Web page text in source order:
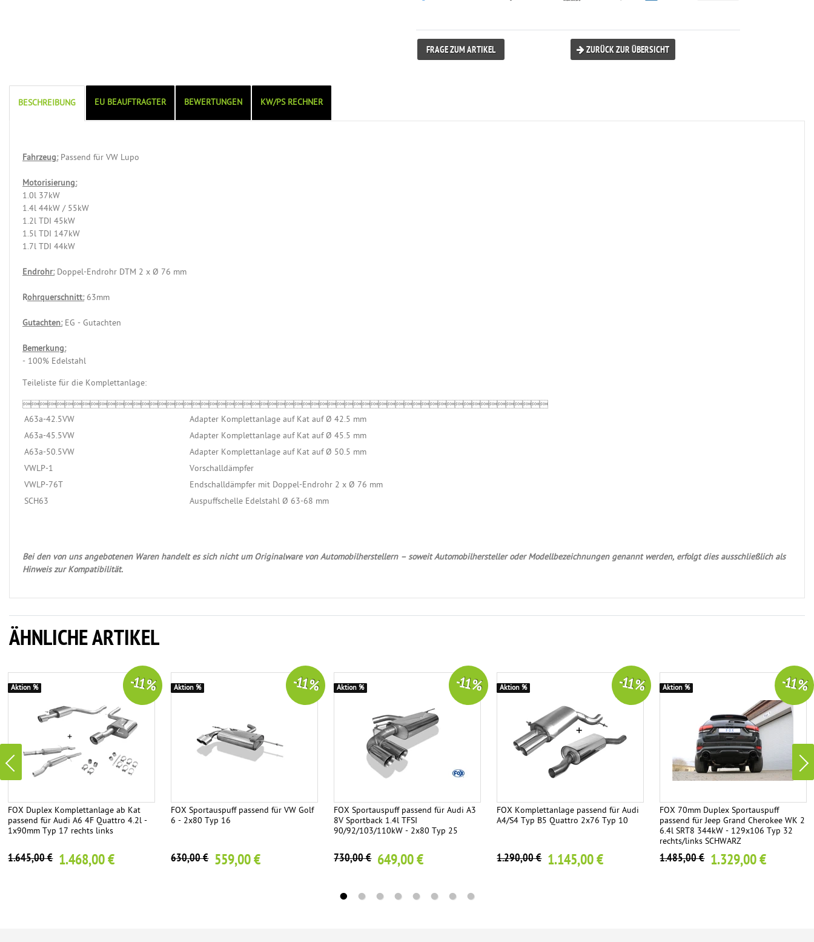
FRAGE ZUM ARTIKEL ZURÜCK ZUR ÜBERSICHT
BESCHREIBUNG EU BEAUFTRAGTER BEWERTUNGEN KW/PS RECHNER
Fahrzeug:Passend für VW Lupo
Motorisierung:
1.0l 37kW
1.4l 44kW / 55kW
1.2l TDI 45kW
1.5l TDI 147kW
1.7l TDI 44kW
Endrohr:Doppel-Endrohr DTM 2 x Ø 76 mm
Rohrquerschnitt:63mm
Gutachten:EG - Gutachten
Bemerkung:
- 100% Edelstahl
Teileliste für die Komplettanlage:

A63a-42.5VW
Adapter Komplettanlage auf Kat auf Ø 42.5 mm
A63a-45.5VW
Adapter Komplettanlage auf Kat auf Ø 45.5 mm
A63a-50.5VW
Adapter Komplettanlage auf Kat auf Ø 50.5 mm
VWLP-1
Vorschalldämpfer
VWLP-76T
Endschalldämpfer mit Doppel-Endrohr 2 x Ø 76 mm
SCH63
Auspuffschelle Edelstahl Ø 63-68 mm
Bei den von uns angebotenen Waren handelt es sich nicht um Originalware von Automobilherstellern – soweit Automobilhersteller oder Modellbezeichnungen genannt werden, erfolgt dies ausschließlich als
Hinweis zur Kompatibilität.
ÄHNLICHE ARTIKEL
FOX Duplex Komplettanlage ab Kat
passend für Audi A6 4F Quattro 4.2l -
1x90mm Typ 17 rechts links
1.645,00 € 1.468,00 €
-11 %
Aktion %
FOX Sportauspuff passend für VW Golf
6 - 2x80 Typ 16
630,00 € 559,00 €
-11 %
Aktion %
FOX Sportauspuff passend für Audi A3
8V Sportback 1.4l TFSI
90/92/103/110kW - 2x80 Typ 25
730,00 € 649,00 €
-11 %
Aktion %
FOX Komplettanlage passend für Audi
A4/S4 Typ B5 Quattro 2x76 Typ 10
1.290,00 € 1.145,00 €
-11 %
Aktion %
FOX 70mm Duplex Sportauspuff
passend für Jeep Grand Cherokee WK 2
6.4l SRT8 344kW - 129x106 Typ 32
rechts/links SCHWARZ
1.485,00 € 1.329,00 €
-11 %
Aktion %